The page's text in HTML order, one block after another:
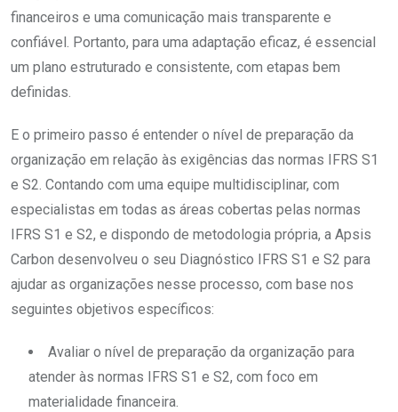
financeiros e uma comunicação mais transparente e
confiável. Portanto, para uma adaptação eficaz, é essencial
um plano estruturado e consistente, com etapas bem
definidas.
E o primeiro passo é entender o nível de preparação da
organização em relação às exigências das normas IFRS S1
e S2. Contando com uma equipe multidisciplinar, com
especialistas em todas as áreas cobertas pelas normas
IFRS S1 e S2, e dispondo de metodologia própria, a Apsis
Carbon desenvolveu o seu Diagnóstico IFRS S1 e S2 para
ajudar as organizações nesse processo, com base nos
seguintes objetivos específicos:
Avaliar o nível de preparação da organização para
atender às normas IFRS S1 e S2, com foco em
materialidade financeira.